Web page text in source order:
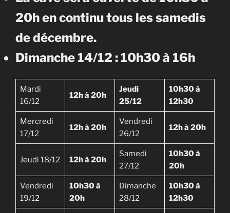
20h en continu tous les samedis
de décembre.
Dimanche 14/12 : 10h30 à 16h
Mardi
16/12
12h à 20h
Jeudi
25/12
10h30 à
12h30
Mercredi
17/12
12h à 20h
Vendredi
26/12
12h à 20h
Jeudi 18/12 12h à 20h
Samedi
27/12
10h30 à
20h
Vendredi
19/12
10h30 à
20h
Dimanche
28/12
10h30 à
12h30